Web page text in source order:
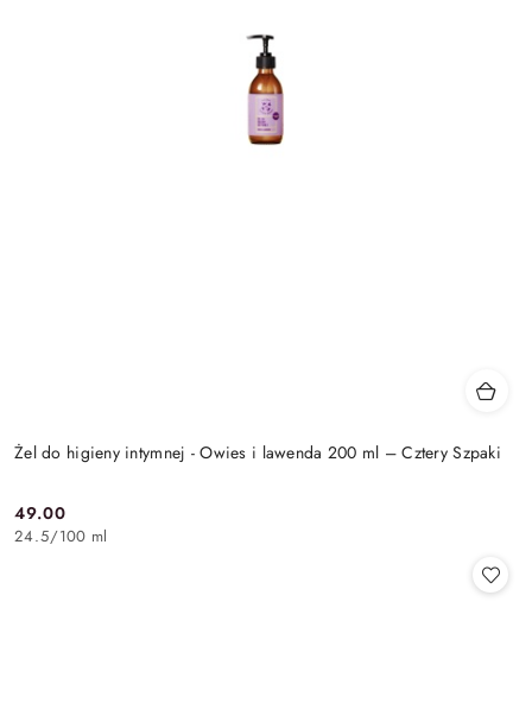
Żel do higieny intymnej - Owies i lawenda 200 ml – Cztery Szpaki
Cena:
49.00
24.5/100 ml